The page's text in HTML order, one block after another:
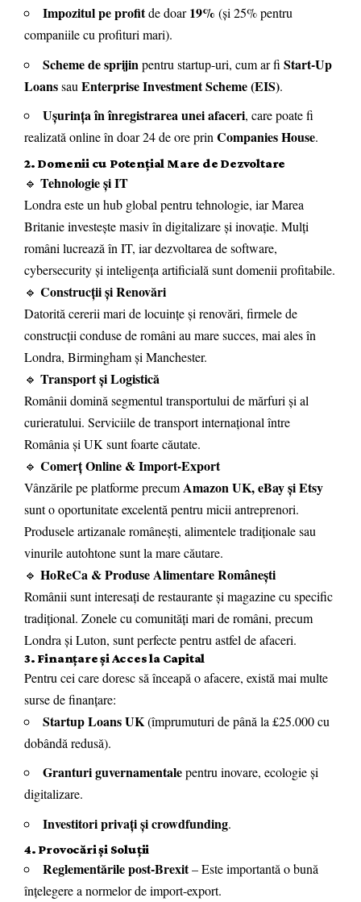
Impozitul pe profitde doar19% (și 25% pentru
companiile cu profituri mari).
Scheme de sprijin pentru startup-uri, cum ar fi Start-Up
Loanssau Enterprise Investment Scheme (EIS).
Ușurința în înregistrarea unei afaceri, care poate fi
realizată online în doar 24 de ore prin Companies House.
2. Domenii cu Potențial Mare de Dezvoltare
🔹 Tehnologie și IT
Londra este un hub global pentru tehnologie, iar Marea
Britanie investește masiv în digitalizare și inovație. Mulți
români lucrează în IT, iar dezvoltarea de software,
cybersecurity și inteligența artificială sunt domenii profitabile.
🔹 Construcții și Renovări
Datorită cererii mari de locuințe și renovări, firmele de
construcții conduse de români au mare succes, mai ales în
Londra, Birmingham și Manchester.
🔹 Transport și Logistică
Românii domină segmentul transportului de mărfuri și al
curieratului. Serviciile de transport internațional între
România și UK sunt foarte căutate.
🔹 Comerț Online & Import-Export
Vânzările pe platforme precum Amazon UK, eBay și Etsy
sunt o oportunitate excelentă pentru micii antreprenori.
Produsele artizanale românești, alimentele tradiționale sau
vinurile autohtone sunt la mare căutare.
🔹 HoReCa & Produse Alimentare Românești
Românii sunt interesați de restaurante și magazine cu specific
tradițional. Zonele cu comunități mari de români, precum
Londra și Luton, sunt perfecte pentru astfel de afaceri.
3. Finanțare și Acces la Capital
Pentru cei care doresc să înceapă o afacere, există mai multe
surse de finanțare:
Startup Loans UK(împrumuturi de până la £25.000 cu
dobândă redusă).
Granturi guvernamentalepentru inovare, ecologie și
digitalizare.
Investitori privați și crowdfunding.
4. Provocări și Soluții
Reglementările post-Brexit– Este importantă o bună
înțelegere a normelor de import-export.